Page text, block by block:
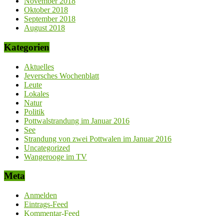
Oktober 2018
September 2018
August 2018
Kategorien
Aktuelles
Jeversches Wochenblatt
Leute
Lokales
Natur
Politik
Pottwalstrandung im Januar 2016
See
Strandung von zwei Pottwalen im Januar 2016
Uncategorized
Wangerooge im TV
Meta
Anmelden
Eintrags-Feed
Kommentar-Feed